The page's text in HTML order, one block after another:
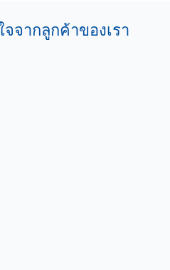
จจากลูกค้าของเรา